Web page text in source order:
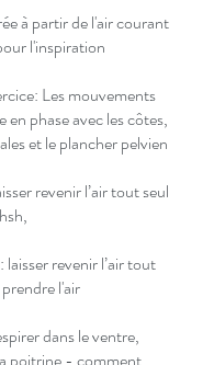
à partir de l'air courant
l'inspiration
Les mouvements
en phase avec les côtes,
et le plancher pelvien
revenir l’air tout seul
laisser revenir l’air tout
l'air
dans le ventre,
poitrine - comment